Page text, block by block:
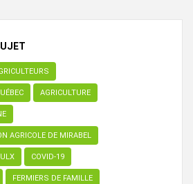
AGRICULTURE
AGRICOLE DE MIRABEL
COVID-19
FERMIERS DE FAMILLE